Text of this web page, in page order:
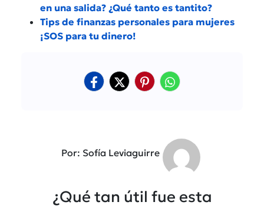
en una salida? ¿Qué tanto es tantito?
Tips de finanzas personales para mujeres
¡SOS para tu dinero!
Por: Sofía Leviaguirre
¿Qué tan útil fue esta